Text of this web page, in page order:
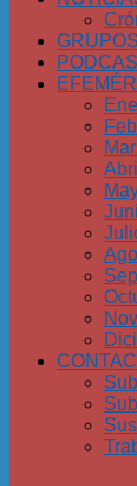
GRUPOS
Abril